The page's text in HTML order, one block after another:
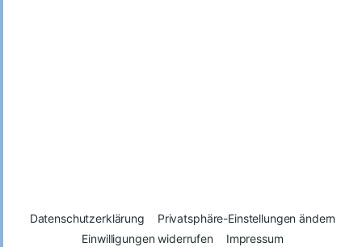
Datenschutzerklärung
Privatsphäre-Einstellungen ändern
Einwilligungen widerrufen
Impressum